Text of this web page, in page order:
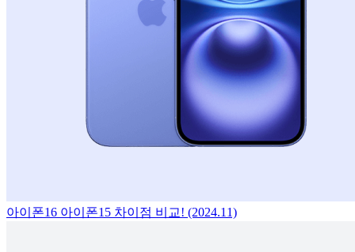
아이폰16 아이폰15 차이점 비교! (2024.11)